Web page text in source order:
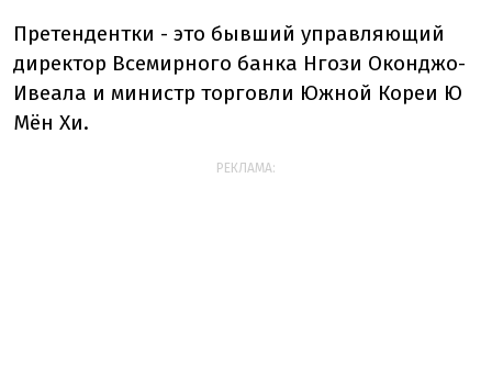
Претендентки - это бывший управляющий
директор Всемирного банка Нгози Оконджо-
Ивеала и министр торговли Южной Кореи Ю
Мён Хи.
РЕКЛАМА: